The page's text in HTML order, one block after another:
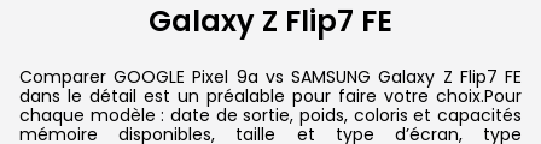
Galaxy Z Flip7 FE
Comparer GOOGLE Pixel 9a vs SAMSUNG Galaxy Z Flip7 FE
dans le détail est un préalable pour faire votre choix.Pour
chaque modèle : date de sortie, poids, coloris et capacités
mémoire disponibles, taille et type d’écran, type